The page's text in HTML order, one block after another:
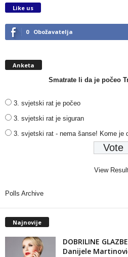
Like us
0 Obožavatelja
Anketa
Smatrate li da je počeo
3. svjetski rat je počeo
3. svjetski rat je siguran
3. svjetski rat - nema šanse! Kome je
View
Polls Archive
Najnovije
DOBRILINE
Danijele